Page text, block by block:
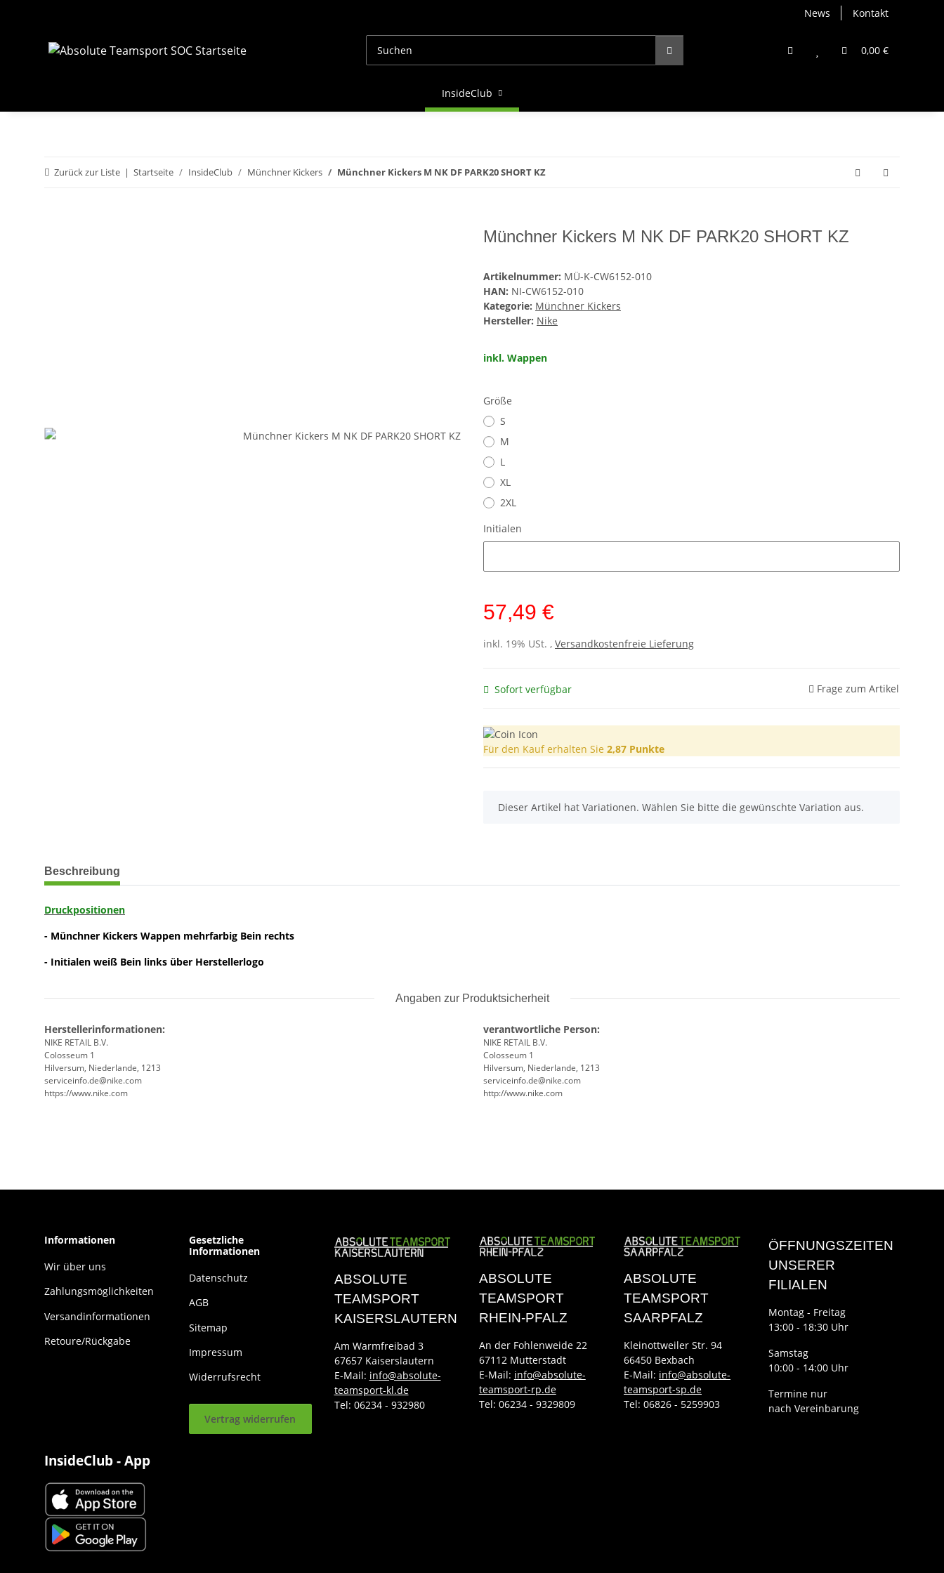
News Kontakt
0,00 €
InsideClub
Zurück zur Liste Startseite InsideClub Münchner Kickers Münchner Kickers M NK DF PARK20 SHORT KZ
Münchner Kickers M NK DF PARK20 SHORT KZ
Artikelnummer: MÜ-K-CW6152-010
HAN: NI-CW6152-010
Kategorie: Münchner Kickers
Hersteller: Nike
inkl. Wappen
Größe
S
M
L
XL
2XL
Initialen
57,49 €
inkl. 19% USt. , Versandkostenfreie Lieferung
Sofort verfügbar Frage zum Artikel
Für den Kauf erhalten Sie 2,87 Punkte
x
Dieser Artikel hat Variationen. Wählen Sie bitte die gewünschte Variation aus.
weitere Registerkarten anzeigen
Beschreibung
Druckpositionen
- Münchner Kickers Wappen mehrfarbig Bein rechts
- Initialen weiß Bein links über Herstellerlogo
Angaben zur Produktsicherheit
Herstellerinformationen:
NIKE RETAIL B.V.
Colosseum 1
Hilversum, Niederlande, 1213
serviceinfo.de@nike.com
https://www.nike.com
verantwortliche Person:
NIKE RETAIL B.V.
Colosseum 1
Hilversum, Niederlande, 1213
serviceinfo.de@nike.com
http://www.nike.com
Informationen
Wir über uns
Zahlungsmöglichkeiten
Versandinformationen
Retoure/Rückgabe
Gesetzliche
Informationen
Datenschutz
AGB
Sitemap
Impressum
Widerrufsrecht
Vertrag widerrufen
ABSOLUTE
TEAMSPORT
KAISERSLAUTERN
Am Warmfreibad 3
67657 Kaiserslautern
E-Mail: info@absolute-
teamsport-kl.de
Tel: 06234 - 932980
ABSOLUTE
TEAMSPORT
RHEIN-PFALZ
An der Fohlenweide 22
67112 Mutterstadt
E-Mail: info@absolute-
teamsport-rp.de
Tel: 06234 - 9329809
ABSOLUTE
TEAMSPORT
SAARPFALZ
Kleinottweiler Str. 94
66450 Bexbach
E-Mail: info@absolute-
teamsport-sp.de
Tel: 06826 - 5259903
ÖFFNUNGSZEITEN
UNSERER
FILIALEN
Montag - Freitag
13:00 - 18:30 Uhr
Samstag
10:00 - 14:00 Uhr
Termine nur
nach Vereinbarung
InsideClub - App